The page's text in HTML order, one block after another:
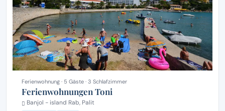
Ferienwohnung · 5 Gäste · 3 Schlafzimmer
Ferienwohnungen Toni
Banjol - island Rab, Palit